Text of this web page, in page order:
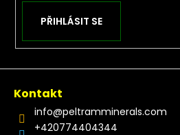
PŘIHLÁSIT SE
Kontakt
info@peltramminerals.com
+420774404344